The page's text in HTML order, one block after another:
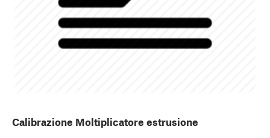
Calibrazione Moltiplicatore estrusione